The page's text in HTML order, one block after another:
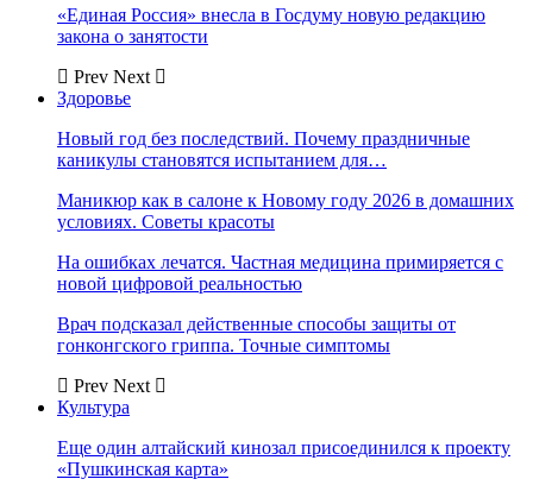
«Единая Россия» внесла в Госдуму новую редакцию
закона о занятости
Prev Next
Здоровье
Новый год без последствий. Почему праздничные
каникулы становятся испытанием для…
Маникюр как в салоне к Новому году 2026 в домашних
условиях. Советы красоты
На ошибках лечатся. Частная медицина примиряется с
новой цифровой реальностью
Врач подсказал действенные способы защиты от
гонконгского гриппа. Точные симптомы
Prev Next
Культура
Еще один алтайский кинозал присоединился к проекту
«Пушкинская карта»